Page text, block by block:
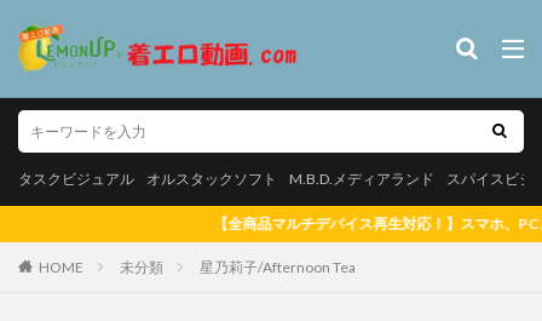
タスクビジュアル オルスタックソフト M.B.D.メディアランド スパイスビジ
デバイス再生対応！】スマホ、PC、mac、タブレットで再生可能！ 【大好評
HOME 未分類 星乃莉子/Afternoon Tea
タスクビジュアル オルスタックソフト スパイス
タグ